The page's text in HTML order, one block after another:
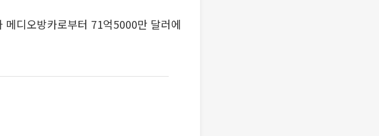
디오방카로부터 71억5000만 달러에